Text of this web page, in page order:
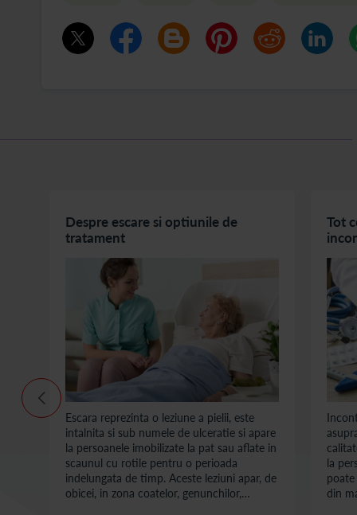
Despre escare si optiunile de
tratament
Escara reprezinta o leziune a pielii, este
intalnita si sub numele de ulceratie si apare
la persoanele imobilizate la pat sau aflate in
scaunul cu rotile pentru o perioada
indelungata de timp. Aceste leziuni apar, de
obicei, in zona coatelor, genunchilor,
Tot
la
din